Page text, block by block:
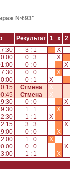
№693"
Результат 1 x
2
3 : 1
X
0 : 3
X
0 : 0
X
0 : 0
X
0 : 1
X
Отмена
X
Отмена
X
0 : 0
X
1 : 1
X
1 : 1
X
3 : 3
X
0 : 0
X
1 : 0
X
0 : 0
X
1 : 1
X